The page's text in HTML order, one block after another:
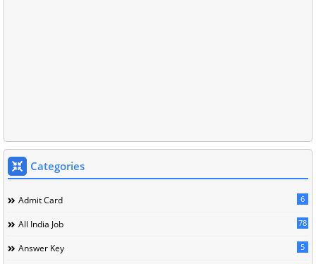
Categories
Admit Card 6
All India Job 78
Answer Key 5